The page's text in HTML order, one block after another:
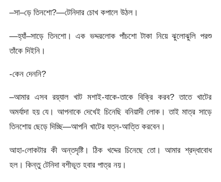
–সা–ড়ে তিনশো?—টেনিদার চোখ কপালে উঠল।
—হ্যাঁ–সাড়ে তিনশো। এক ভদ্দরলোক পাঁচশো টাকা নিয়ে ঝুলোঝুলি পরশু
তাঁকে দিইনি।
-কেন দেননি?
–আমার এসব রয়্যাল খাট মশাই-যাকে-তাকে বিক্রি করব? তাতে খাটের
অমর্যাদা হয় যে। আপনাকে দেখেই চিনেছি বনিয়াদী লোক। তাই মাত্র সাড়ে
তিনশোয় ছেড়ে দিচ্ছি—আপনি খাটের যত্ন-আত্তি করবেন।
আহা-লোকটার কী অন্তদৃষ্টি। ঠিক খদ্দের চিনেছে তো। আমার শ্রদ্ধাবোধ
হল। কিন্তু টেনিদা বশীভূত হবার পাত্র নয়।